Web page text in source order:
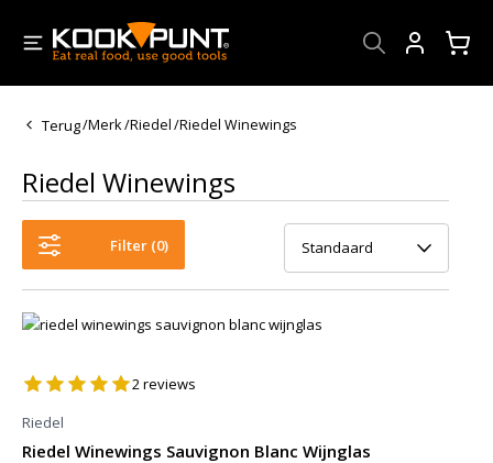
Terug/Merk/Riedel/Riedel Winewings
Riedel Winewings
Filter (0) Standaard
2reviews
Riedel
Riedel Winewings Sauvignon Blanc Wijnglas